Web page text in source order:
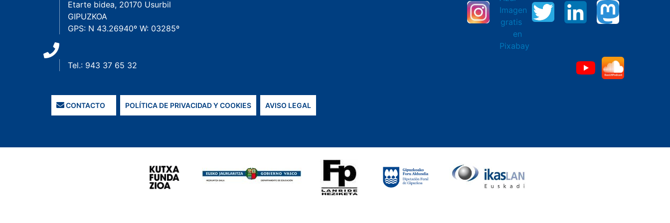
Etarte bidea, 20170 Usurbil
GIPUZKOA
GPS: N 43.26940º W: 03285º
Tel.: 943 37 65 32
CONTACTO POLÍTICA DE PRIVACIDAD Y COOKIES AVISO LEGAL